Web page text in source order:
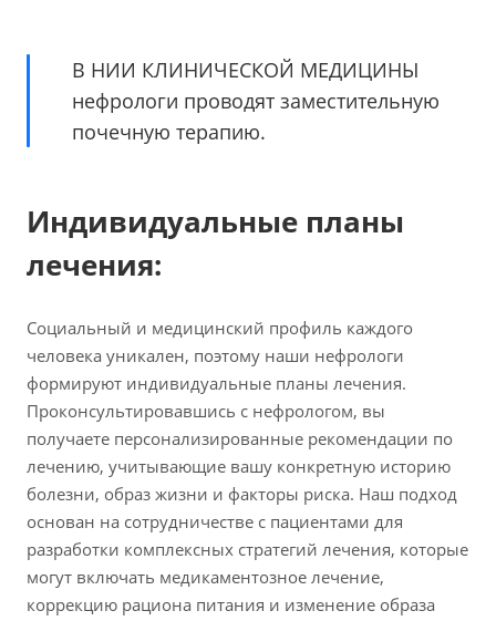
В НИИ КЛИНИЧЕСКОЙ МЕДИЦИНЫ
нефрологи проводят заместительную
почечную терапию.
Индивидуальные планы
лечения:
Социальный и медицинский профиль каждого
человека уникален, поэтому наши нефрологи
формируют индивидуальные планы лечения.
Проконсультировавшись с нефрологом, вы
получаете персонализированные рекомендации по
лечению, учитывающие вашу конкретную историю
болезни, образ жизни и факторы риска. Наш подход
основан на сотрудничестве с пациентами для
разработки комплексных стратегий лечения, которые
могут включать медикаментозное лечение,
коррекцию рациона питания и изменение образа